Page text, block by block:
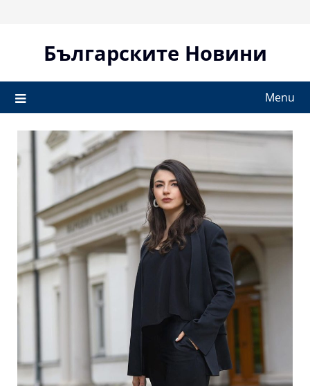
Българските Новини
Menu